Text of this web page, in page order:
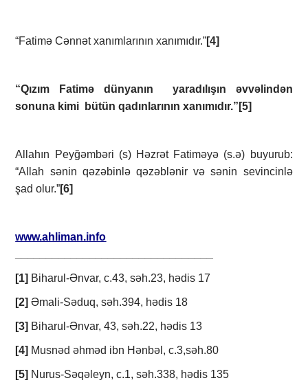
“Fatimə Cənnət xanımlarının xanımıdır.”[4]
“Qızım Fatimə dünyanın yaradılışın əvvəlindən
sonuna kimi bütün qadınlarının xanımıdır.” [5]
Allahın Peyğəmbəri (s) Həzrət Fatiməyə (s.ə) buyurub:
“Allah sənin qəzəbinlə qəzəblənir və sənin sevincinlə
şad olur.”[6]
www.ahliman.info
[1] Biharul-Ənvar, c.43, səh.23, hədis 17
[2] Əmali-Səduq, səh.394, hədis 18
[3] Biharul-Ənvar, 43, səh.22, hədis 13
[4] Musnəd əhməd ibn Hənbəl, c.3,səh.80
[5] Nurus-Səqəleyn, c.1, səh.338, hədis 135